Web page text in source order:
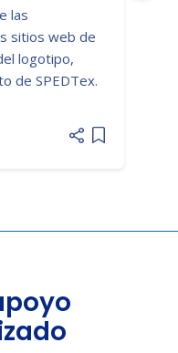
las
sitios web de
logotipo,
de SPEDTex.
Add item